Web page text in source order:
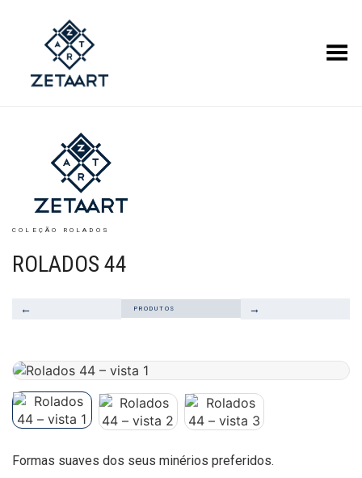
Alternar Menu
COLEÇÃO ROLADOS
ROLADOS 44
← PRODUTOS →
Formas suaves dos seus minérios preferidos.